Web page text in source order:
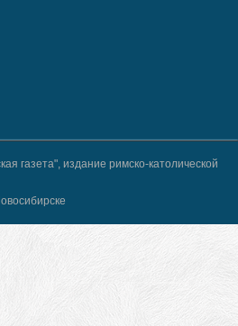
газета", издание римско-католической